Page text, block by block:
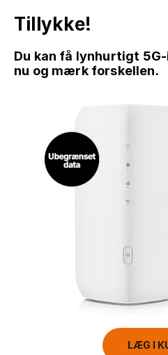
Tillykke!
Du kan få lynhurtigt
nu og mærk forskellen.
LÆG I